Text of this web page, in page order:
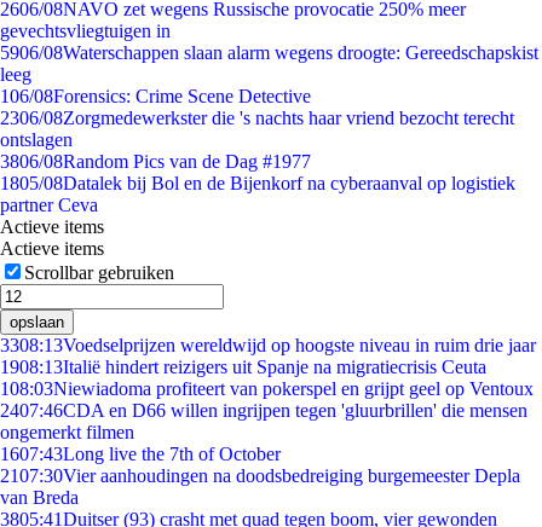
2606/08NAVO zet wegens Russische provocatie 250% meer
gevechtsvliegtuigen in
5906/08Waterschappen slaan alarm wegens droogte: Gereedschapskist
leeg
106/08Forensics: Crime Scene Detective
2306/08Zorgmedewerkster die 's nachts haar vriend bezocht terecht
ontslagen
3806/08Random Pics van de Dag #1977
1805/08Datalek bij Bol en de Bijenkorf na cyberaanval op logistiek
partner Ceva
Actieve items
Actieve items
Scrollbar gebruiken
opslaan
3308:13Voedselprijzen wereldwijd op hoogste niveau in ruim drie jaar
1908:13Italië hindert reizigers uit Spanje na migratiecrisis Ceuta
108:03Niewiadoma profiteert van pokerspel en grijpt geel op Ventoux
2407:46CDA en D66 willen ingrijpen tegen 'gluurbrillen' die mensen
ongemerkt filmen
1607:43Long live the 7th of October
2107:30Vier aanhoudingen na doodsbedreiging burgemeester Depla
van Breda
3805:41Duitser (93) crasht met quad tegen boom, vier gewonden